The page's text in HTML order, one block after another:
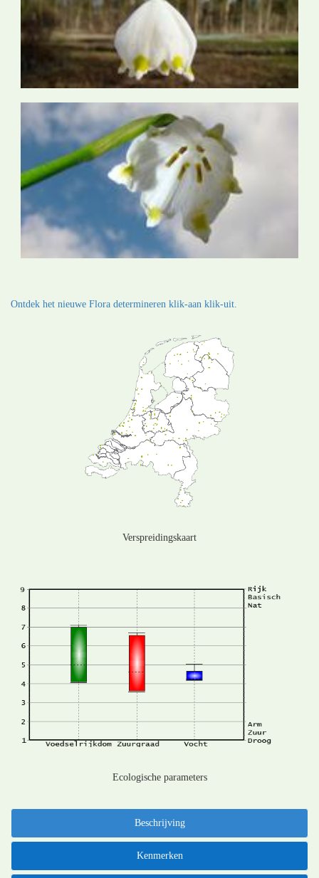
Ontdek het nieuwe Flora determineren klik-aan klik-uit.
Verspreidingskaart
Ecologische parameters
Beschrijving
Kenmerken